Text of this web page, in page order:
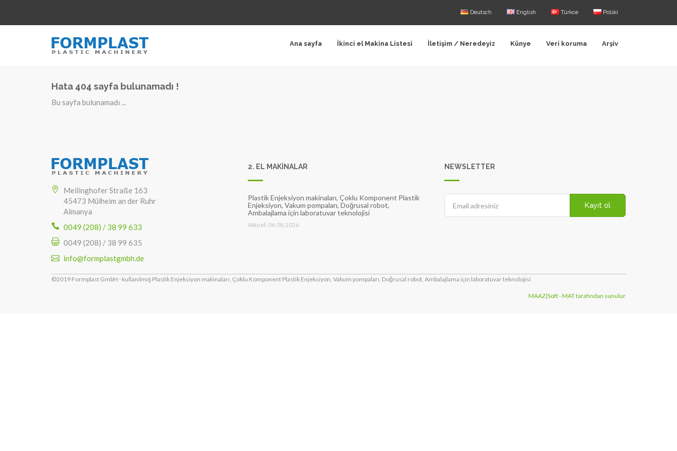
Deutsch English Türkce Polski
Ana sayfa İkinci el Makina Listesi İletişim / Neredeyiz Künye Veri koruma Arşiv
Hata 404 sayfa bulunamadı !
Bu sayfa bulunamadı ...
Mellinghofer Straße 163
45473 Mülheim an der Ruhr
Almanya
0049 (208) / 38 99 633
0049 (208) / 38 99 635
info@formplastgmbh.de
2. EL MAKİNALAR
Plastik Enjeksiyon makinaları, Çoklu Komponent Plastik
Enjeksiyon, Vakum pompaları, Doğrusal robot,
Ambalajlama için laboratuvar teknolojisi
Aktüel: 06.08.2026
NEWSLETTER
Kayıt ol
©2019 Formplast GmbH - kullanılmış Plastik Enjeksiyon makinaları, Çoklu Komponent Plastik Enjeksiyon, Vakum pompaları, Doğrusal robot, Ambalajlama için laboratuvar teknolojisi
MAAZ|Soft - MAT tarafından sunulur